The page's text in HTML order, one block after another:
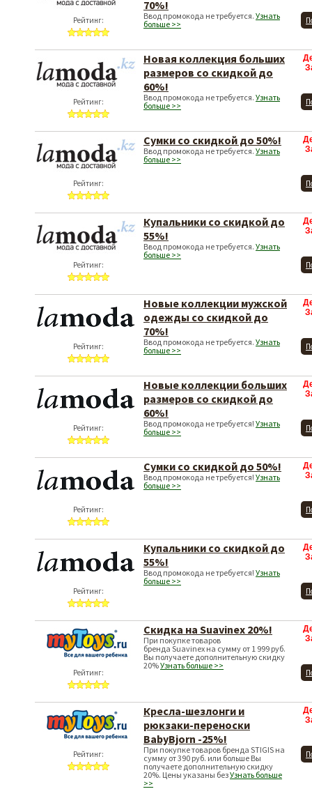
Рейтинг:
70%!
Ввод промокода не требуется. Узнать
больше >>
Рейтинг:
Новая коллекция больших
размеров со скидкой до
60%!
Ввод промокода не требуется. Узнать
больше >>
Рейтинг:
Сумки со скидкой до 50%!
Ввод промокода не требуется. Узнать
больше >>
Рейтинг:
Купальники со скидкой до
55%!
Ввод промокода не требуется. Узнать
больше >>
Рейтинг:
Новые коллекции мужской
одежды со скидкой до
70%!
Ввод промокода не требуется. Узнать
больше >>
Рейтинг:
Новые коллекции больших
размеров со скидкой до
60%!
Ввод промокода не требуется! Узнать
больше >>
Рейтинг:
Сумки со скидкой до 50%!
Ввод промокода не требуется! Узнать
больше >>
Рейтинг:
Купальники со скидкой до
55%!
Ввод промокода не требуется! Узнать
больше >>
Рейтинг:
Скидка на Suavinex 20%!
При покупке товаров
бренда Suavinex на сумму от 1 999 руб.
Вы получаете дополнительную скидку
20%Узнать больше >>
Рейтинг:
Кресла-шезлонги и
рюкзаки-переноски
BabyBjorn -25%!
При покупке товаров бренда STIGIS на
сумму от 390 руб. или больше Вы
получаете дополнительную скидку
20%. Цены указаны безУзнать больше
>>